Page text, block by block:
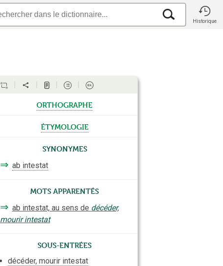
Historique
orthographe
étymologie
Synonymes
⇒ ab intestat
Mots apparentés
⇒ ab intestat, au sens de décéder,
mourir intestat
Sous-entrées
décéder, mourir intestat